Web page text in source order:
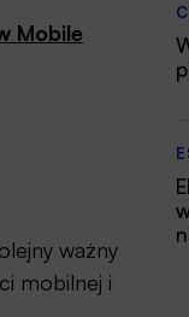
Mobile
ważny
mobilnej i